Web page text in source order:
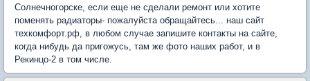
Солнечногорске, если еще не сделали ремонт или хотите
поменять радиаторы- пожалуйста обращайтесь... наш сайт
техкомфорт.рф, в любом случае запишите контакты на сайте,
когда нибудь да пригожусь, там же фото наших работ, и в
Рекинцо-2 в том числе.